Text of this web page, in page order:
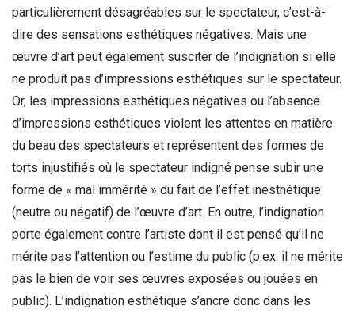
particulièrement désagréables sur le spectateur, c’est-à-
dire des sensations esthétiques négatives. Mais une
œuvre d’art peut également susciter de l’indignation si elle
ne produit pas d’impressions esthétiques sur le spectateur.
Or, les impressions esthétiques négatives ou l’absence
d’impressions esthétiques violent les attentes en matière
du beau des spectateurs et représentent des formes de
torts injustifiés où le spectateur indigné pense subir une
forme de « mal immérité » du fait de l’effet inesthétique
(neutre ou négatif) de l’œuvre d’art. En outre, l’indignation
porte également contre l’artiste dont il est pensé qu’il ne
mérite pas l’attention ou l’estime du public (p.ex. il ne mérite
pas le bien de voir ses œuvres exposées ou jouées en
public). L’indignation esthétique s’ancre donc dans les